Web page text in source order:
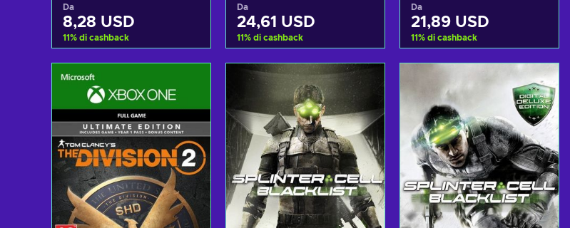
Da
8,28 USD
11% di cashback
Visualizza offerte
Da
24,61 USD
11% di cashback
Aggiungi al carrello
Visualizza offerte
Da
21,89 USD
11% di cashback
Aggiungi al carrello
Visualizza offerte